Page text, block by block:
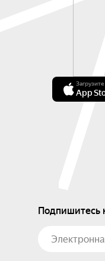
Загрузите
App
Подпишитесь